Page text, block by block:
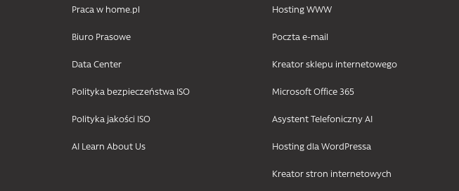
Praca w home.pl
Biuro Prasowe
Data Center
Polityka bezpieczeństwa ISO
Polityka jakości ISO
AI Learn About Us
Hosting WWW
Poczta e-mail
Kreator sklepu internetowego
Microsoft Office 365
Asystent Telefoniczny AI
Hosting dla WordPressa
Kreator stron internetowych